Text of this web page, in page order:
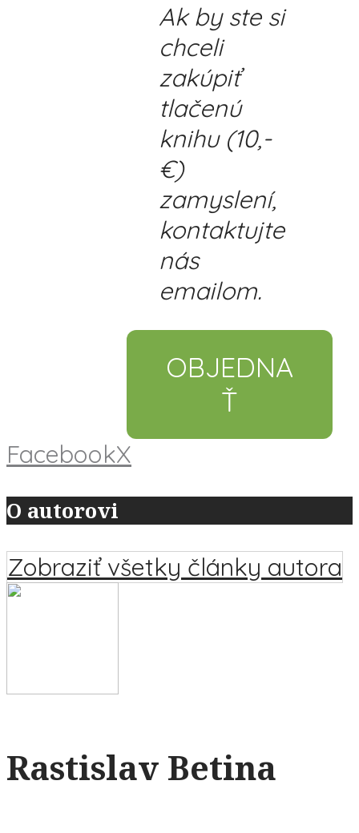
Ak by ste si
chceli
zakúpiť
tlačenú
knihu (10,-
€)
zamyslení,
kontaktujte
nás
emailom.
OBJEDNA
Ť
FacebookX
O autorovi
Zobraziť všetky články autora
Rastislav Betina